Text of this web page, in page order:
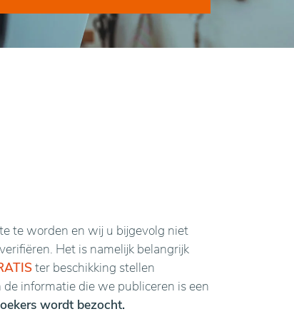
te worden en wij u bijgevolg niet
Het is namelijk belangrijk
ter beschikking stellen
informatie die we publiceren is een
wordt bezocht.